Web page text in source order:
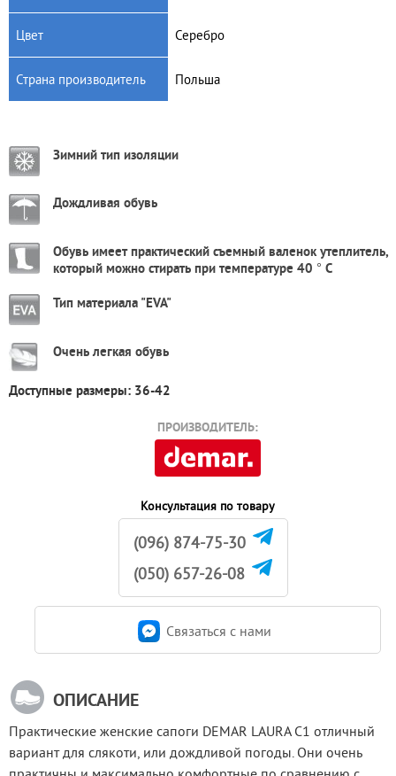
Цвет Серебро
Страна производитель Польша
Зимний тип изоляции
Дождливая обувь
Обувь имеет практический съемный валенок утеплитель,
который можно стирать при температуре 40 ° С
Тип материала "ЕVA"
Очень легкая обувь
Доступные размеры: 36-42
ПРОИЗВОДИТЕЛЬ:
Консультация по товару
(096) 874-75-30
(050) 657-26-08
Связаться c нами
ОПИСАНИЕ
Практические женские сапоги DEMAR LAURA C1 отличный
вариант для слякоти, или дождливой погоды. Они очень